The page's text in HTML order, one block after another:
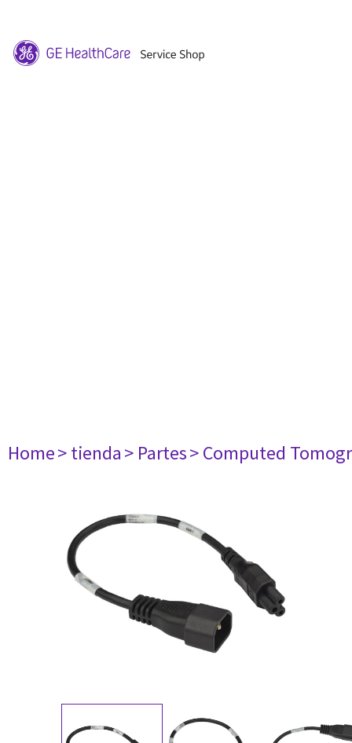
Home> tienda> Partes> Computed